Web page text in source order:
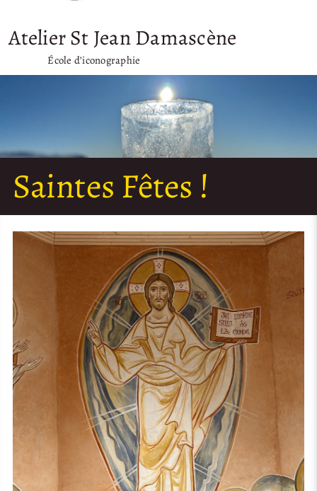
Atelier St Jean Damascène
École d’iconographie
Saintes Fêtes !